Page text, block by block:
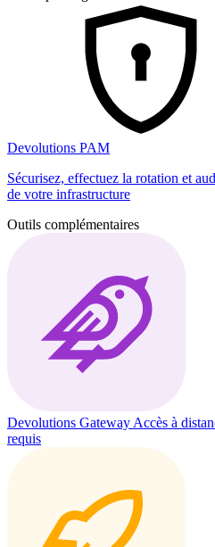
Devolutions PAM
Sécurisez, effectuez la rotation et
de votre infrastructure
Outils complémentaires
Devolutions Gateway Accès à
requis